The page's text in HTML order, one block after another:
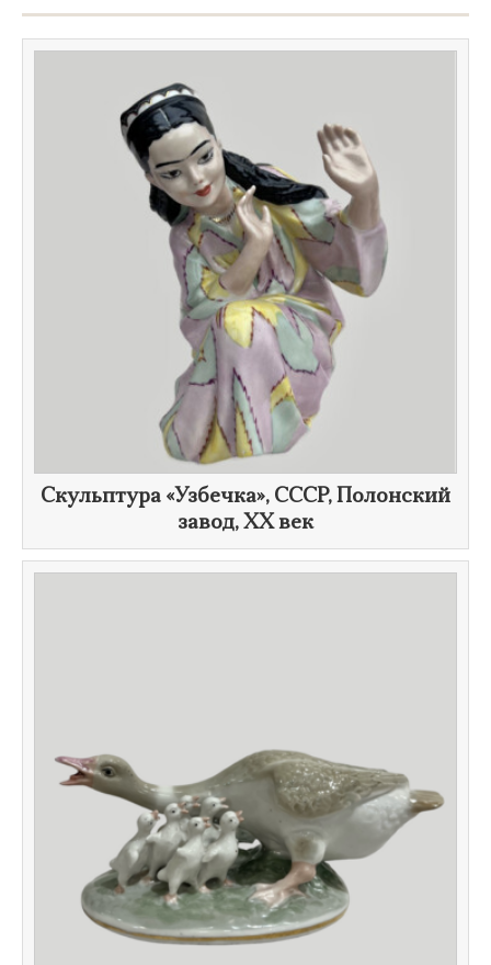
Скульптура «Узбечка», СССР, Полонский
завод, XX век